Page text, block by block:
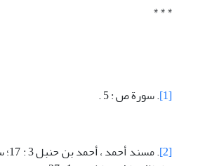
* * *
[1] . سورة ص : 5 .
[2]